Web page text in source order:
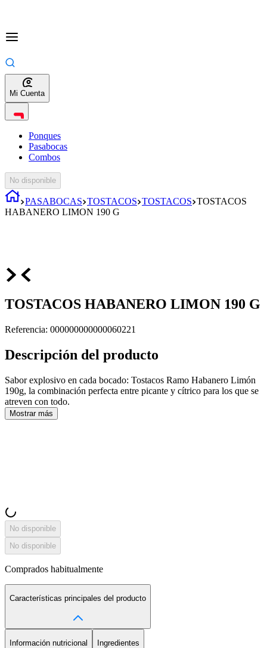
Mi Cuenta
Ponques
Pasabocas
Combos
No disponible
PASABOCAS TOSTACOS TOSTACOS TOSTACOS
HABANERO LIMON 190 G
TOSTACOS HABANERO LIMON 190 G
Referencia: 000000000000060221
Descripción del producto
Sabor explosivo en cada bocado: Tostacos Ramo Habanero Limón
190g, la combinación perfecta entre picante y cítrico para los que se
atreven con todo.
Mostrar más
No disponible
No disponible
Comprados habitualmente
Características principales del producto
Información nutricional Ingredientes